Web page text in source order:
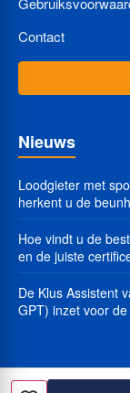
Contact
Nieuws
Loodgieter met
herkent u de
Hoe vindt u de
en de juiste
De Klus Assistent
GPT) inzet voor